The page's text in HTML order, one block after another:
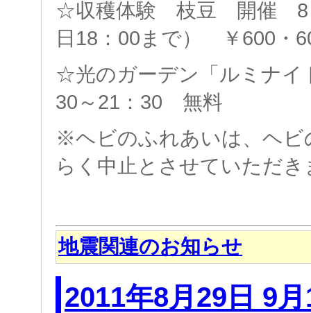
☆収穫体験 枝豆 開催 8
日18：00まで） ￥600・
☆光のガーデン「ルミナ
30～21：30 無料
※ヘビのふれあいは、ヘビ
らく中止とさせていただき
地震関連のお知らせ
2011年8月29日 9